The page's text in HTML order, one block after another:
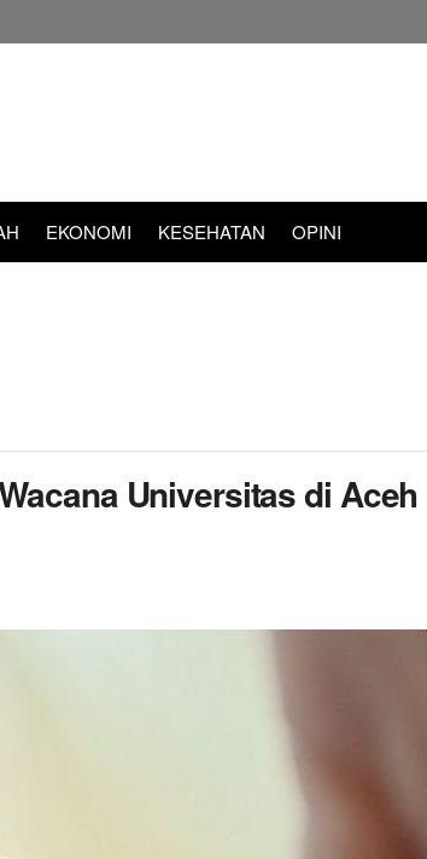
EKONOMI KESEHATAN OPINI
Universitas di Aceh